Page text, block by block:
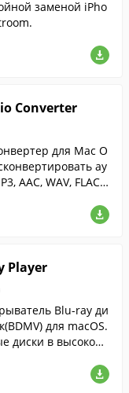
заменой iPho
Converter
для Mac O
ау
AAC, WAV, FLAC,
Player
Blu-ray ди
для macOS.
диски в высоком